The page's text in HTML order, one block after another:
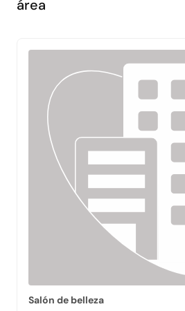
área
Salón de belleza